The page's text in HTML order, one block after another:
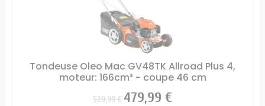
Tondeuse Oleo Mac GV48TK Allroad Plus 4,
moteur: 166cm³ - coupe 46 cm
Prix
529,99 € Prix
479,99 €